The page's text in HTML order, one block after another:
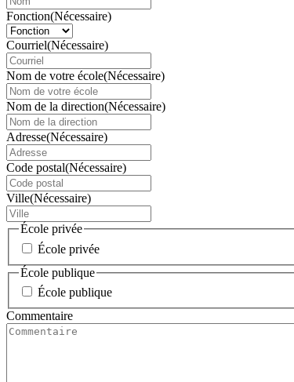
Fonction(Nécessaire)
Courriel(Nécessaire)
Nom de votre école(Nécessaire)
Nom de la direction(Nécessaire)
Adresse(Nécessaire)
Code postal(Nécessaire)
Ville(Nécessaire)
École privée
École privée
École publique
École publique
Commentaire